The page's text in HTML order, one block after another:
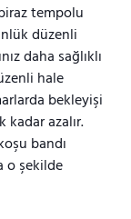
tempolu
düzenli
daha sağlıklı
hale
bekleyişi
kadar azalır.
bandı
o şekilde